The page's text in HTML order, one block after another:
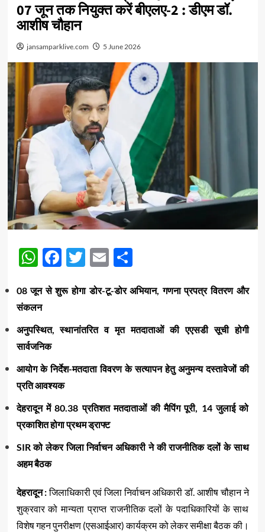
07 जून तक नियुक्त करें बीएलए-2 : डीएम डॉ.
आशीष चौहान
jansamparklive.com 5 June 2026
WhatsApp
Facebook
Twitter
EmailShare
08 जून से शुरू होगा डोर-टू-डोर अभियान, गणना प्रपत्र वितरण और
संकलन
अनुपस्थित, स्थानांतरित व मृत मतदाताओं की एएसडी सूची होगी
सार्वजनिक
आयोग के निर्देश-मतदाता विवरण के सत्यापन हेतु अनुमन्य दस्तावेजों की
प्रति आवश्यक
देहरादून में 80.38 प्रतिशत मतदाताओं की मैपिंग पूरी, 14 जुलाई को
प्रकाशित होगा प्रथम ड्राफ्ट
SIR को लेकर जिला निर्वाचन अधिकारी ने की राजनीतिक दलों के साथ
अहम बैठक
देहरादून :जिलाधिकारी एवं जिला निर्वाचन अधिकारी डॉ. आशीष चौहान ने
शुक्रवार को मान्यता प्राप्त राजनीतिक दलों के पदाधिकारियों के साथ
विशेष गहन पुनरीक्षण (एसआईआर) कार्यक्रम को लेकर समीक्षा बैठक की।